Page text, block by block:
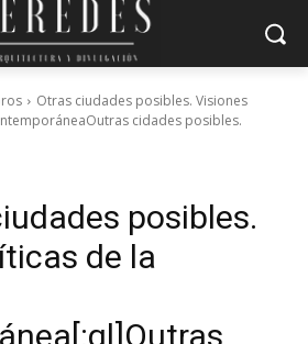
Otras ciudades posibles. Visiones
cidades posibles.
posibles.
de la